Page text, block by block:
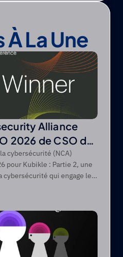
La Une
Alliance
2026 de CSO de
cybersécurité (NCA)
pour Kubikle : Partie 2, une
qui engage les